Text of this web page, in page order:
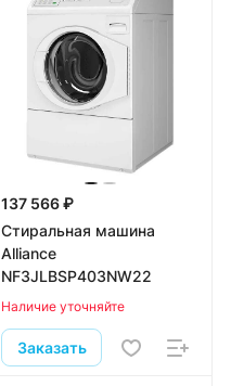
137 566 ₽
Стиральная машина
Alliance
NF3JLBSP403NW22
Наличие уточняйте
Заказать